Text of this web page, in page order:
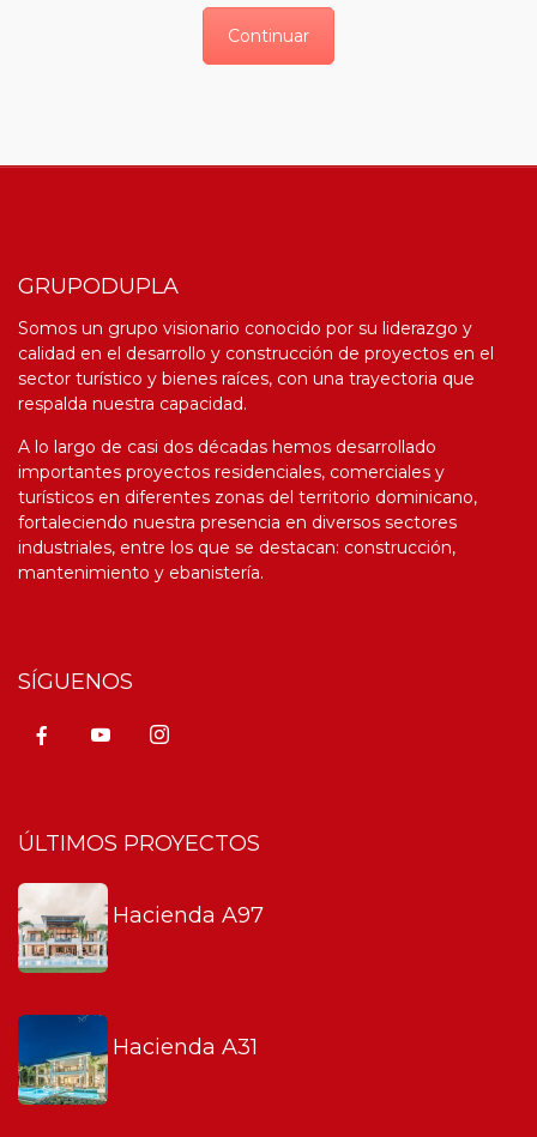
Continuar
GRUPODUPLA
Somos un grupo visionario conocido por su liderazgo y
calidad en el desarrollo y construcción de proyectos en el
sector turístico y bienes raíces, con una trayectoria que
respalda nuestra capacidad.
A lo largo de casi dos décadas hemos desarrollado
importantes proyectos residenciales, comerciales y
turísticos en diferentes zonas del territorio dominicano,
fortaleciendo nuestra presencia en diversos sectores
industriales, entre los que se destacan: construcción,
mantenimiento y ebanistería.
SÍGUENOS
ÚLTIMOS PROYECTOS
Hacienda A97
Hacienda A31